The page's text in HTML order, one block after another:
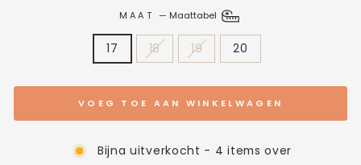
MAAT— Maattabel
17 18 19 20
VOEG TOE AAN WINKELWAGEN
Bijna uitverkocht - 4 items over